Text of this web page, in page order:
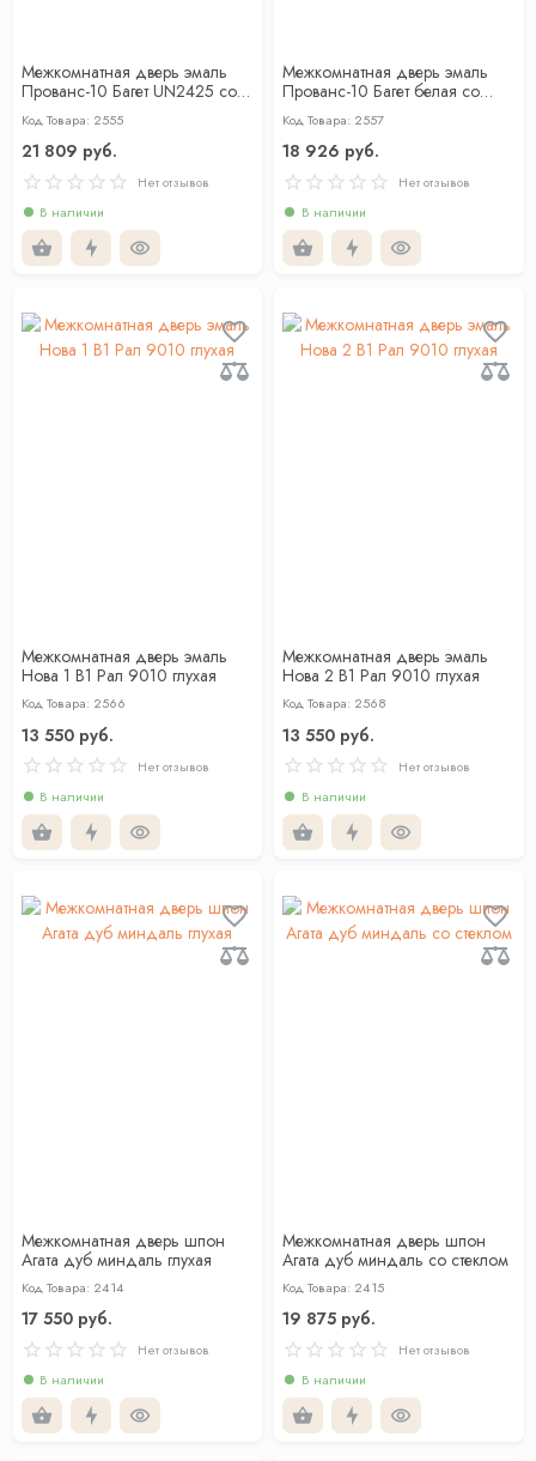
Межкомнатная дверь эмаль
Прованс-10 Багет UN2425 со
стеклом с гравировкой
Код Товара: 2555
21 809 руб.
Нет отзывов
В наличии
Межкомнатная дверь эмаль
Прованс-10 Багет белая со
стеклом сатинат
Код Товара: 2557
18 926 руб.
Нет отзывов
В наличии
Межкомнатная дверь эмаль
Нова 1 В1 Рал 9010 глухая
Код Товара: 2566
13 550 руб.
Нет отзывов
В наличии
Межкомнатная дверь эмаль
Нова 2 В1 Рал 9010 глухая
Код Товара: 2568
13 550 руб.
Нет отзывов
В наличии
Межкомнатная дверь шпон
Агата дуб миндаль глухая
Код Товара: 2414
17 550 руб.
Нет отзывов
В наличии
Межкомнатная дверь шпон
Агата дуб миндаль со стеклом
Код Товара: 2415
19 875 руб.
Нет отзывов
В наличии